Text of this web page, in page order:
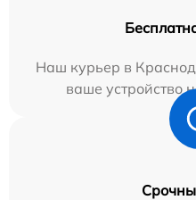
Наш курьер в
ваше устройство